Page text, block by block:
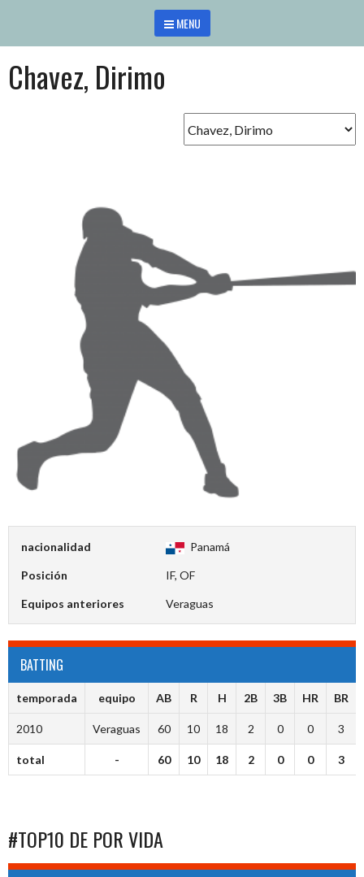
contenido
MENU
Chavez, Dirimo
nacionalidad Panamá
Posición IF, OF
Equipos anteriores Veraguas
BATTING
temporada equipo AB R H 2B 3B HR BR
2010 Veraguas 60 10 18 2 0 0 3
total - 60 10 18 2 0 0 3
#TOP10 DE POR VIDA